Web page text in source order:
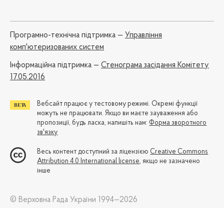
Програмно-технічна підтримка — Управління
комп'ютеризованих систем
Iнформаційна підтримка — Стенограма засідання Комітету
17.05.2016
Вебсайт працює у тестовому режимі. Окремі функції
можуть не працювати. Якщо ви маєте зауваження або
пропозиції, будь ласка, напишіть нам: Форма зворотного
зв'язку
Весь контент доступний за ліцензією Creative Commons
Attribution 4.0 International license, якщо не зазначено
інше
© Верховна Рада України 1994—2026